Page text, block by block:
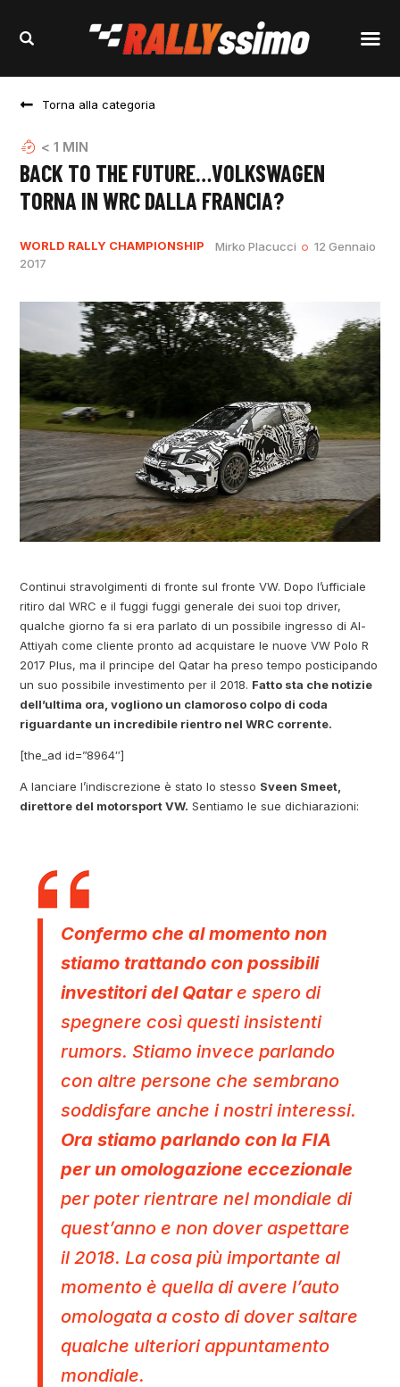
Torna alla categoria
< 1 MIN
BACK TO THE FUTURE…VOLKSWAGEN
TORNA IN WRC DALLA FRANCIA?
WORLD RALLY CHAMPIONSHIP Mirko Placucci
12 Gennaio
2017
Continui stravolgimenti di fronte sul fronte VW. Dopo l’ufficiale
ritiro dal WRC e il fuggi fuggi generale dei suoi top driver,
qualche giorno fa si era parlato di un possibile ingresso di Al-
Attiyah come cliente pronto ad acquistare le nuove VW Polo R
2017 Plus, ma il principe del Qatar ha preso tempo posticipando
un suo possibile investimento per il 2018. Fatto sta che notizie
dell’ultima ora, vogliono un clamoroso colpo di coda
riguardante un incredibile rientro nel WRC corrente.
[the_ad id=”8964″]
A lanciare l’indiscrezione è stato lo stesso Sveen Smeet,
direttore del motorsport VW. Sentiamo le sue dichiarazioni:
Confermo che al momento non
stiamo trattando con possibili
investitori del Qatare spero di
spegnere così questi insistenti
rumors. Stiamo invece parlando
con altre persone che sembrano
soddisfare anche i nostri interessi.
Ora stiamo parlando con la FIA
per un omologazione eccezionale
per poter rientrare nel mondiale di
quest’anno e non dover aspettare
il 2018. La cosa più importante al
momento è quella di avere l’auto
omologata a costo di dover saltare
qualche ulteriori appuntamento
mondiale.